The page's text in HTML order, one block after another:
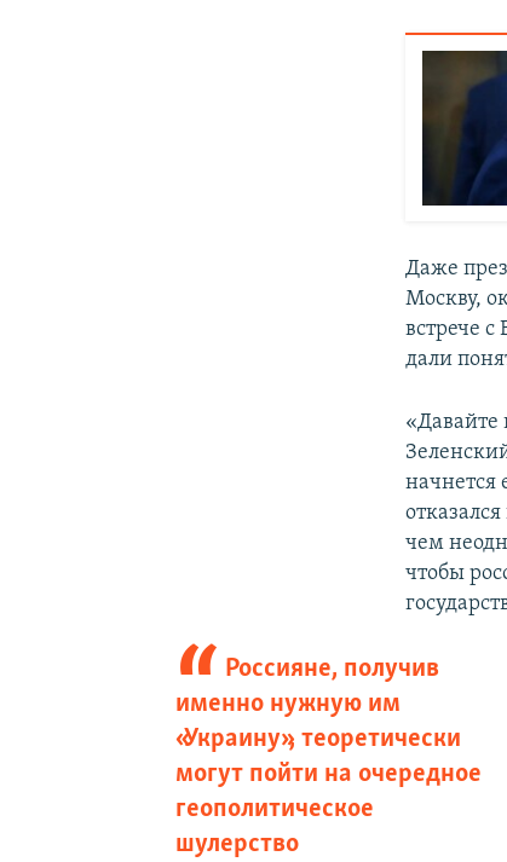
Даже
Москву,
встрече
дали
«Давайте
начнется
чем
чтобы
Россияне, получив
именно нужную им
«Украину», теоретически
могут пойти на очередное
геополитическое
шулерство